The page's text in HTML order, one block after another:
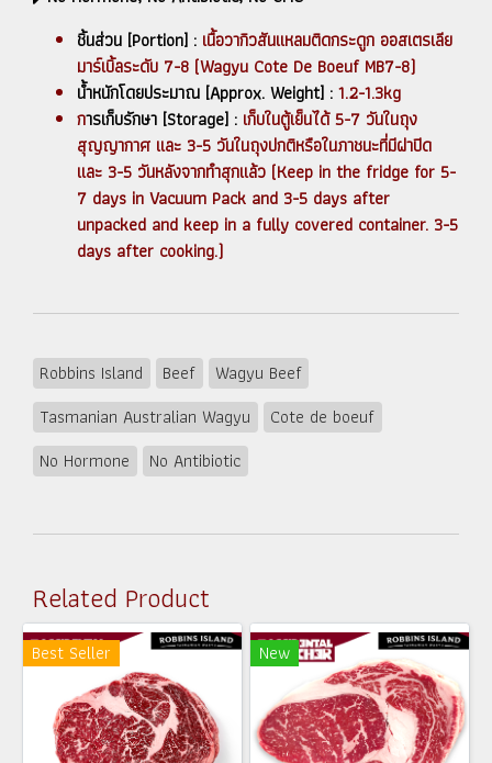
ชิ้นส่วน [Portion] : เนื้อวากิวสันแหลมติดกระดูก ออสเตรเลีย
มาร์เบิ้ลระดับ 7-8 (Wagyu Cote De Boeuf MB7-8)
น้ำหนักโดยประมาณ [Approx. Weight] : 1.2-1.3kg
การเก็บรักษา [Storage] : เก็บในตู้เย็นได้ 5-7 วันในถุง
สุญญากาศ และ 3-5 วันในถุงปกติหรือในภาชนะที่มีฝาปิด
และ 3-5 วันหลังจากทำสุกแล้ว (Keep in the fridge for 5-
7 days in Vacuum Pack and 3-5 days after
unpacked and keep in a fully covered container. 3-5
days after cooking.)
Robbins Island Beef
Wagyu Beef
Tasmanian Australian Wagyu
Cote de boeuf
No Hormone
No Antibiotic
Related Product
Best Seller New